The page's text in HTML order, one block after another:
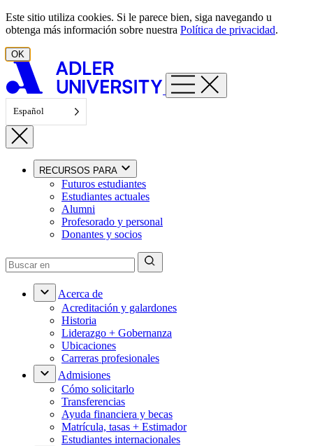
Ir al contenido
Este sitio utiliza cookies. Si le parece bien, siga navegando u
obtenga más información sobre nuestra Política de privacidad.
OK
Español
RECURSOS PARA
Futuros estudiantes
Estudiantes actuales
Alumni
Profesorado y personal
Donantes y socios
Acerca de
Acreditación y galardones
Historia
Liderazgo + Gobernanza
Ubicaciones
Carreras profesionales
Admisiones
Cómo solicitarlo
Transferencias
Ayuda financiera y becas
Matrícula, tasas + Estimador
Estudiantes internacionales